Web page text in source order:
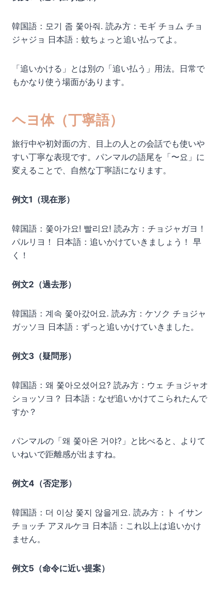
韓国語：모기 좀 쫓아줘. 読み方：モギ チョム チョ
ジャジョ 日本語：蚊ちょっと追い払ってよ。
「追いかける」とは別の「追い払う」用法。日常で
もかなり使う場面があります。
ヘヨ体（丁寧語）
旅行中や初対面の方、目上の人との会話でも使いや
すい丁寧な表現です。パンマルの語尾を「〜요」に
変えることで、自然な丁寧語になります。
例文1（現在形）
韓国語：쫓아가요! 빨리요! 読み方：チョジャガヨ！
パルリヨ！ 日本語：追いかけていきましょう！ 早
く！
例文2（過去形）
韓国語：계속 쫓아갔어요. 読み方：ケソク チョジャ
ガッソヨ 日本語：ずっと追いかけていきました。
例文3（疑問形）
韓国語：왜 쫓아오셨어요? 読み方：ウェ チョジャオ
ショッソヨ？ 日本語：なぜ追いかけてこられたんで
すか？
パンマルの「왜 쫓아온 거야?」と比べると、よりて
いねいで距離感が出ますね。
例文4（否定形）
韓国語：더 이상 쫓지 않을게요. 読み方：ト イサン
チョッチ アヌルケヨ 日本語：これ以上は追いかけ
ません。
例文5（命令に近い提案）